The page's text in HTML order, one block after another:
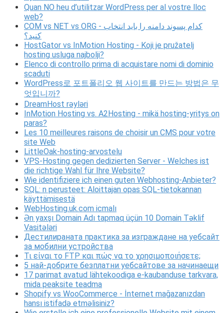
Quan NO heu d’utilitzar WordPress per al vostre lloc
web?
COM vs NET vs ORG - کدام پسوند دامنه را باید انتخاب
کنید؟
HostGator vs InMotion Hosting - Koji je pružatelj
hosting usluga najbolji?
Elenco di controllo prima di acquistare nomi di dominio
scaduti
WordPress로 포트폴리오 웹 사이트를 만드는 방법은 무
엇입니까?
DreamHost rəyləri
InMotion Hosting vs. A2Hosting - mikä hosting-yritys on
paras?
Les 10 meilleures raisons de choisir un CMS pour votre
site Web
LittleOak-hosting-arvostelu
VPS-Hosting gegen dedizierten Server - Welches ist
die richtige Wahl für Ihre Website?
Wie identifiziere ich einen guten Webhosting-Anbieter?
SQL: n perusteet: Aloittajan opas SQL-tietokannan
käyttämisestä
WebHosting.uk.com icmalı
Ən yaxşı Domain Adı tapmaq üçün 10 Domain Təklif
Vasitələri
Дестилираната практика за изграждане на уебсайт
за мобилни устройства
Τι είναι το FTP και πώς να το χρησιμοποιήσετε;
5 най-добрите безплатни уебсайтове за начинаещи
17 parimat avatud lähtekoodiga e-kaubanduse tarkvara,
mida peaksite teadma
Shopify vs WooCommerce - İnternet mağazanızdan
hansı istifadə etməlisiniz?